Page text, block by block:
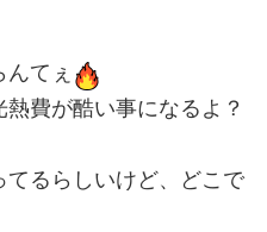
てぇ
費が酷い事になるよ？
てるらしいけど、どこで